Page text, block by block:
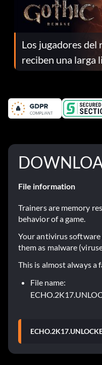
Los jugadores del
reciben una larga
el parche 1.0.4
File information
Trainers are memory
behavior of a game.
Your antivirus
them as malware
This is almost always a
File name: